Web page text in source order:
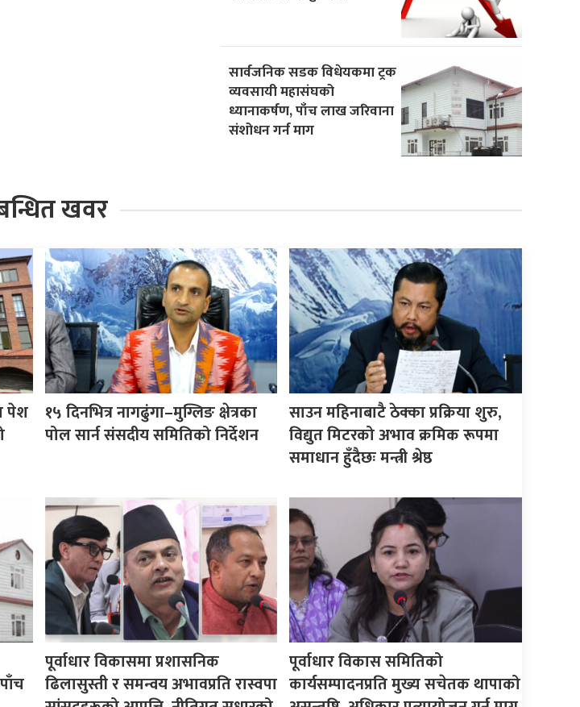
सार्वजनिक सडक विधेयकमा ट्रक
व्यवसायी महासंघको
ध्यानाकर्षण, पाँच लाख जरिवाना
संशोधन गर्न माग
खवर
पेश
१५ दिनभित्र नागढुंगा–मुग्लिङ क्षेत्रका
पोल सार्न संसदीय समितिको निर्देशन
साउन महिनाबाटै ठेक्का प्रक्रिया शुरु,
विद्युत मिटरको अभाव क्रमिक रूपमा
समाधान हुँदैछः मन्त्री श्रेष्ठ
पूर्वाधार विकासमा प्रशासनिक
ढिलासुस्ती र समन्वय अभावप्रति रास्वपा
पूर्वाधार विकास समितिको
कार्यसम्पादनप्रति मुख्य सचेतक थापाको